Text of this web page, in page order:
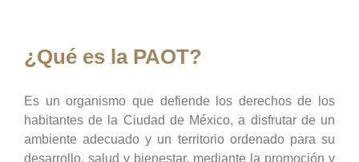
¿Qué es la PAOT?
Es un organismo que defiende los derechos de los
habitantes de la Ciudad de México, a disfrutar de un
ambiente adecuado y un territorio ordenado para su
desarrollo, salud y bienestar, mediante la promoción y